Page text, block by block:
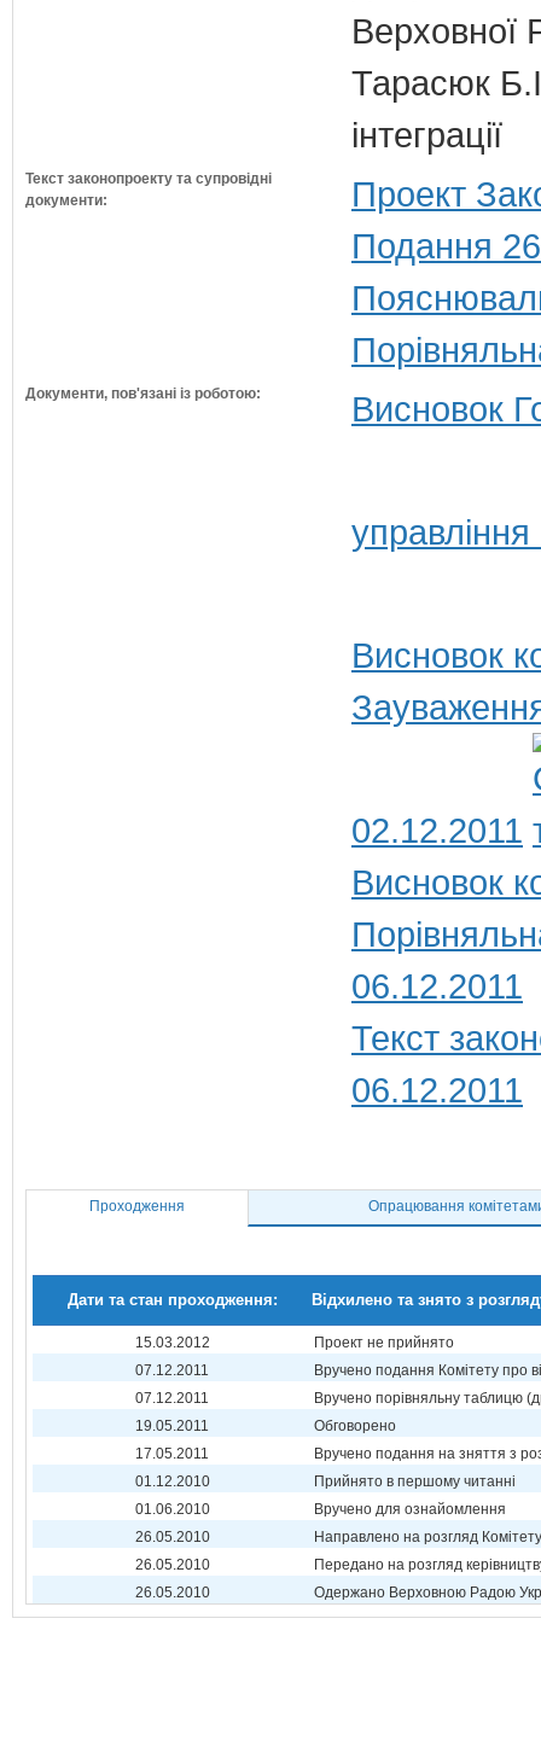
Верховної
Тарасюк
інтеграції
Текст законопроекту та супровідні
документи:
Проект
Подання
Документи, пов'язані із роботою: Висновок
Висновок
02.12.2011
Висновок
06.12.2011
Текст
06.12.2011
Проходження Опрацювання
Дати та стан проходження: Відхилено та знято з
15.03.2012
Проект не прийнято
07.12.2011
Вручено подання Комітету про
07.12.2011
Вручено порівняльну таблицю
19.05.2011
Обговорено
17.05.2011
Вручено подання на зняття з
01.12.2010
Прийнято в першому читанні
01.06.2010
Вручено для ознайомлення
26.05.2010
Направлено на розгляд Комітету
26.05.2010
Передано на розгляд
26.05.2010
Одержано Верховною Радою